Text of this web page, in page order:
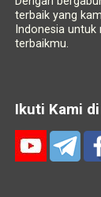
terbaik yang
Indonesia
terbaikmu.
Ikuti Kami